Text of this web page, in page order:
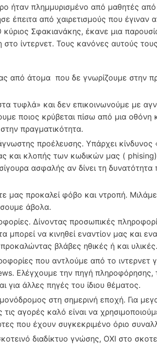
ήταν πλημμυρισμένο από μαθητές
έπειτα από χαιρετισμούς που έγιναν
Σφακιανάκης, έκανε μια
ίντερνετ. Τους κανόνες αυτούς
από άτομα που δε γνωρίζουμε στην
τυφλά» και δεν επικοινωνούμε με
ποιος κρύβεται πίσω από μια οθόνη
πραγματικότητα.
προέλευσης. Υπάρχει κίνδυνος
και κλοπής των κωδικών μας (
ασφαλής αν δίνει τη
μας προκαλεί φόβο και ντροπή.
άβολα.
Δίνοντας προσωπικές
μπορεί να κινηθεί εναντίον μας και
βλάβες ηθικές ή και υλικές.
που αντλούμε από το ιντερνετ
Ελέγχουμε την πηγή πληροφόρησης,
για άλλες πηγές του ίδιου θέματος.
μονόδρομος στη σημερινή εποχή. Για
αγορές καλό είναι να
που έχουν συγκεκριμένο όριο
διαδίκτυο γνώσης, ΟΧΙ στο